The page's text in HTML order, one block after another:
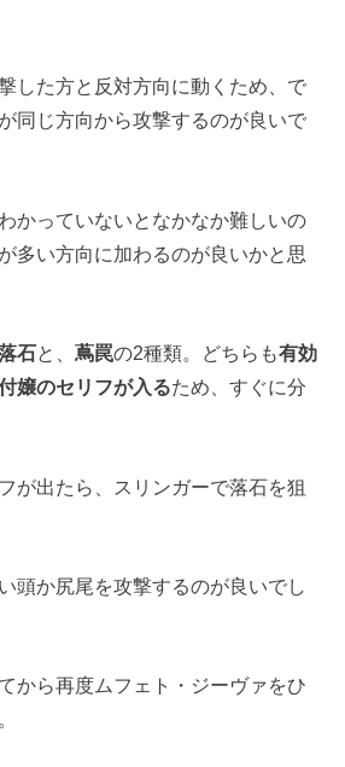
した方と反対方向に動くため、で
同じ方向から攻撃するのが良いで
かっていないとなかなか難しいの
多い方向に加わるのが良いかと思
石と、蔦罠の2種類。どちらも有効
嬢のセリフが入るため、すぐに分
が出たら、スリンガーで落石を狙
頭か尻尾を攻撃するのが良いでし
から再度ムフェト・ジーヴァをひ